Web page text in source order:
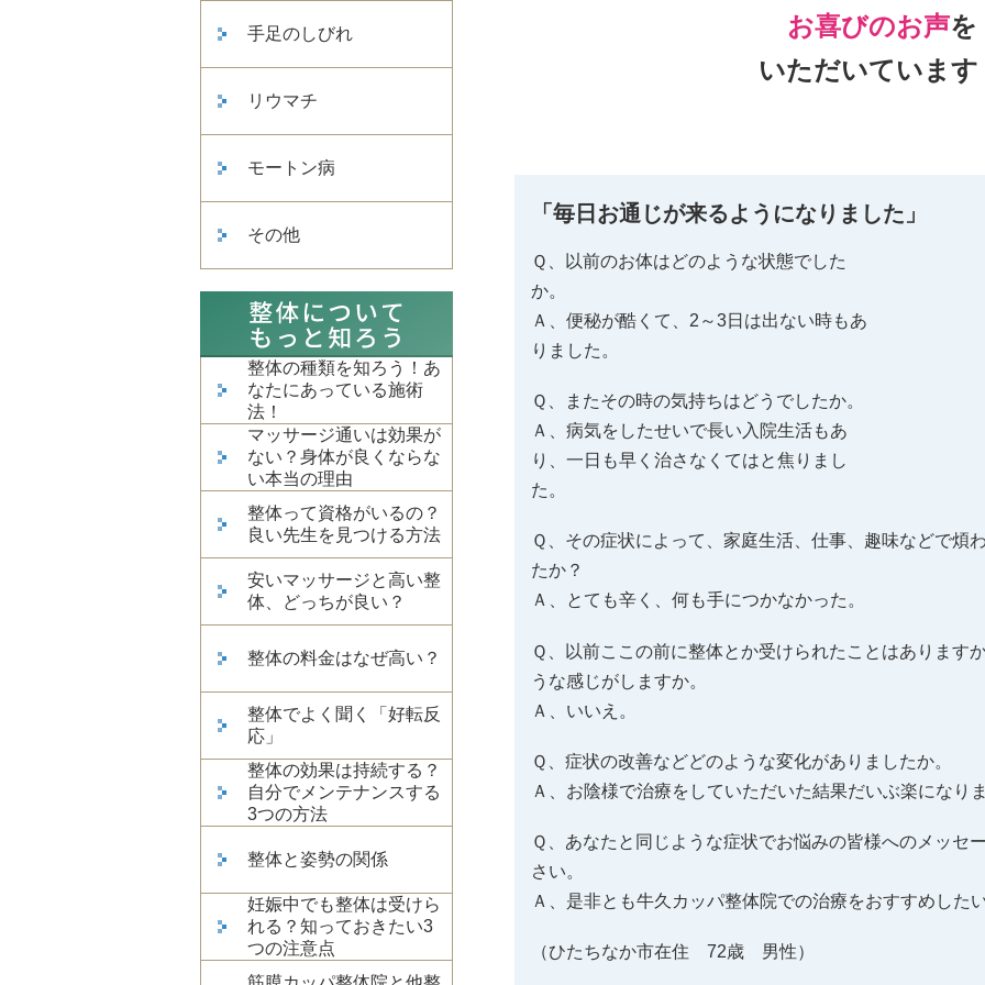
手足のしびれ
リウマチ
モートン病
その他
整体の種類を知ろう！あ
なたにあっている施術
法！
マッサージ通いは効果が
ない？身体が良くならな
い本当の理由
整体って資格がいるの？
良い先生を見つける方法
安いマッサージと高い整
体、どっちが良い？
整体の料金はなぜ高い？
整体でよく聞く「好転反
応」
整体の効果は持続する？
自分でメンテナンスする
3つの方法
整体と姿勢の関係
妊娠中でも整体は受けら
れる？知っておきたい3
つの注意点
お喜びのお声を
いただいています
「毎日お通じが来るようになりました」
Ｑ、以前のお体はどのような状態でした
か。
Ａ、便秘が酷くて、2～3日は出ない時もあ
りました。
Ｑ、またその時の気持ちはどうでしたか。
Ａ、病気をしたせいで長い入院生活もあ
り、一日も早く治さなくてはと焦りまし
た。
Ｑ、その症状によって、家庭生活、仕事、趣味などで煩
たか？
Ａ、とても辛く、何も手につかなかった。
Ｑ、以前ここの前に整体とか受けられたことはあります
うな感じがしますか。
Ａ、いいえ。
Ｑ、症状の改善などどのような変化がありましたか。
Ａ、お陰様で治療をしていただいた結果だいぶ楽になり
Ｑ、あなたと同じような症状でお悩みの皆様へのメッセ
さい。
Ａ、是非とも牛久カッパ整体院での治療をおすすめした
（ひたちなか市在住 72歳 男性）